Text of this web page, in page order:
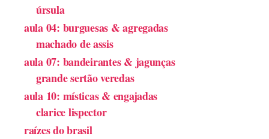
úrsula
aula 04: burguesas & agregadas
machado de assis
aula 07: bandeirantes & jagunças
grande sertão veredas
aula 10: místicas & engajadas
clarice lispector
raízes do brasil